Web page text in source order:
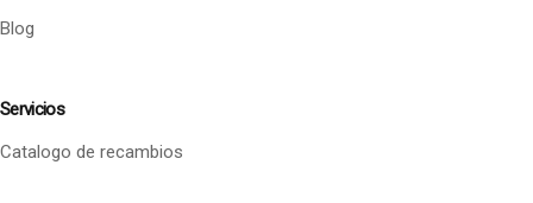
Blog
Servicios
Catalogo de recambios